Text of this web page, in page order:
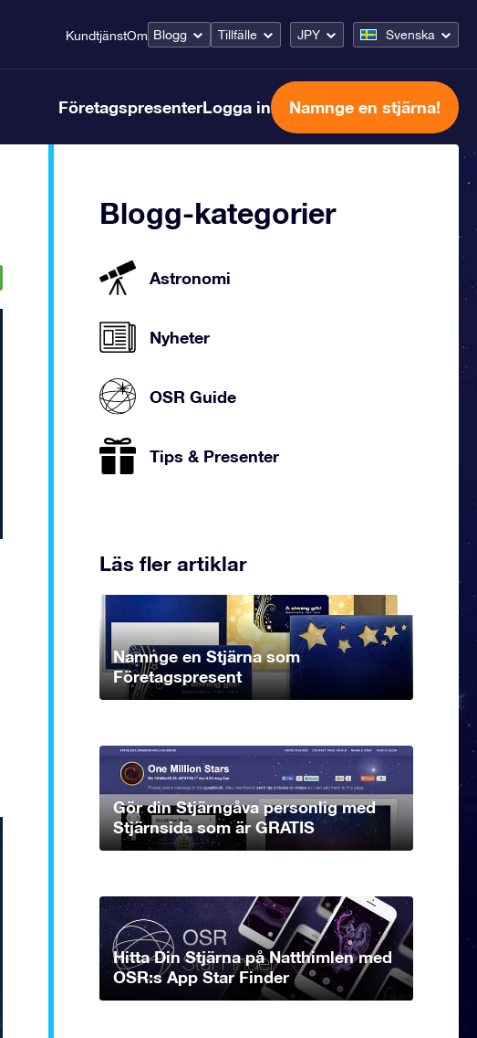
KundtjänstOm Blogg Tillfälle JPY Svenska
FöretagspresenterLogga in Namnge en stjärna!
Blogg-kategorier
Astronomi
Nyheter
OSR Guide
Tips & Presenter
Läs fler artiklar
Namnge en Stjärna som
Företagspresent
Gör din Stjärngåva personlig med
Stjärnsida som är GRATIS
Hitta Din Stjärna på Natthimlen med
OSR:s App Star Finder